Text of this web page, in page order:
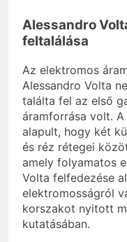
Alessandro
feltalálása
Az elektromos
Alessandro Volta
találta fel az első
áramforrása volt.
alapult, hogy két
és réz rétegei
amely folyamatos
Volta felfedezése
elektromosságról
korszakot nyitott
kutatásában.